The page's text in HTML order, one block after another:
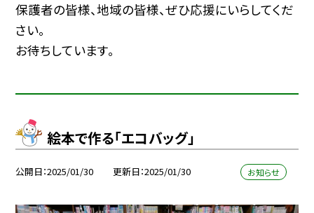
保護者の皆様、地域の皆様、ぜひ応援にいらしてくだ
さい。
お待ちしています。
絵本で作る「エコバッグ」
公開日 2025/01/30 更新日 2025/01/30 お知らせ